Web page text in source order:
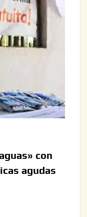
con
agudas